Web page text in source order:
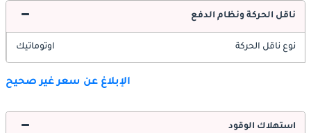
ناقل الحركة ونظام الدفع
نوع ناقل الحركة اوتوماتيك
الإبلاغ عن سعر غير صحيح
استهلاك الوقود